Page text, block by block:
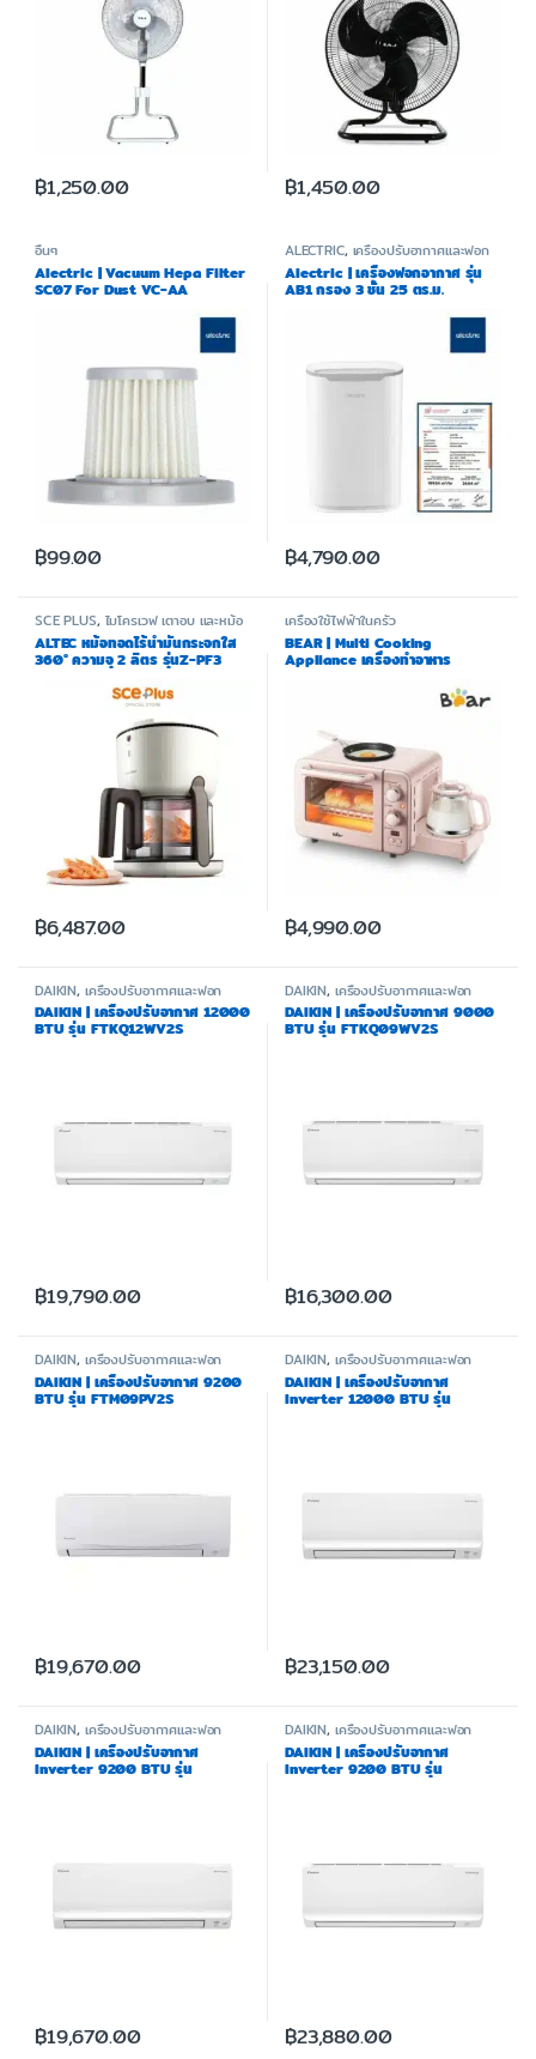
฿1,250.00 ฿1,450.00
อื่นๆ
Alectric | Vacuum Hepa Filter
SC07 For Dust VC-AA
฿99.00
ALECTRIC, เครื่องปรับอากาศและฟอก
อากาศ
Alectric | เครื่องฟอกอากาศ รุ่น
AB1 กรอง 3 ชั้น 25 ตร.ม.
฿4,790.00
SCE PLUS, ไมโครเวฟ เตาอบ และหม้อ
ทอด
ALTEC หม้อทอดไร้น้ำมันกระจกใส
360° ความจุ 2 ลิตร รุ่นZ-PF3
฿6,487.00
เครื่องใช้ไฟฟ้าในครัว
BEAR | Multi Cooking
Appliance เครื่องทำอาหาร
฿4,990.00
DAIKIN, เครื่องปรับอากาศและฟอก
อากาศ
DAIKIN | เครื่องปรับอากาศ 12000
BTU รุ่น FTKQ12WV2S
฿19,790.00
DAIKIN, เครื่องปรับอากาศและฟอก
อากาศ
DAIKIN | เครื่องปรับอากาศ 9000
BTU รุ่น FTKQ09WV2S
฿16,300.00
DAIKIN, เครื่องปรับอากาศและฟอก
อากาศ
DAIKIN | เครื่องปรับอากาศ 9200
BTU รุ่น FTM09PV2S
฿19,670.00
DAIKIN, เครื่องปรับอากาศและฟอก
อากาศ
DAIKIN | เครื่องปรับอากาศ
Inverter 12000 BTU รุ่น
฿23,150.00
DAIKIN, เครื่องปรับอากาศและฟอก
อากาศ
DAIKIN | เครื่องปรับอากาศ
Inverter 9200 BTU รุ่น
฿19,670.00
DAIKIN, เครื่องปรับอากาศและฟอก
อากาศ
DAIKIN | เครื่องปรับอากาศ
Inverter 9200 BTU รุ่น
฿23,880.00